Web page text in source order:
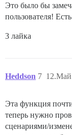
Это было бы
пользователя!
3 лайка
Heddson 7
Эта функция
теперь нужно
сценариями/